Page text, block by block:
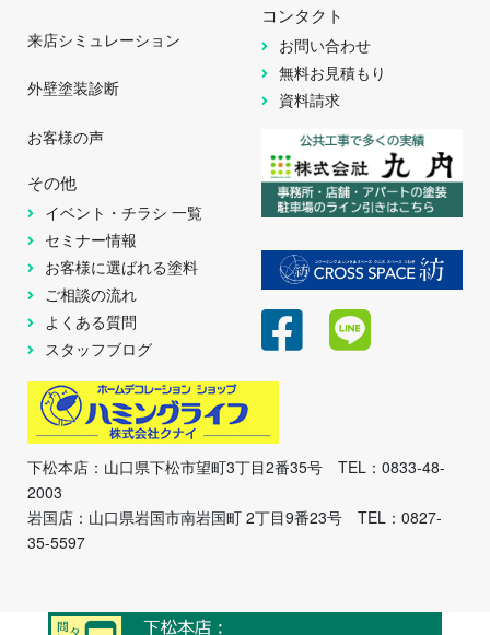
来店シミュレーション
外壁塗装診断
お客様の声
その他
イベント・チラシ 一覧
セミナー情報
お客様に選ばれる塗料
ご相談の流れ
よくある質問
スタッフブログ
コンタクト
お問い合わせ
無料お見積もり
資料請求
下松本店：山口県下松市望町3丁目2番35号 TEL：0833-48-
2003
岩国店：山口県岩国市南岩国町 2丁目9番23号 TEL：0827-
35-5597